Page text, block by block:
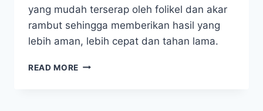
yang mudah terserap oleh folikel dan akar
rambut sehingga memberikan hasil yang
lebih aman, lebih cepat dan tahan lama.
READ MORE BEE